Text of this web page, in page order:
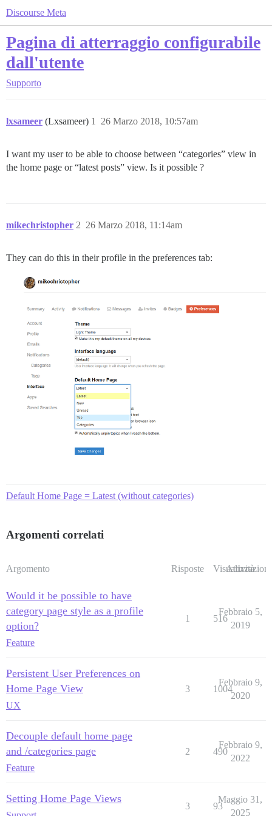
Discourse Meta
Pagina di atterraggio configurabile
dall'utente
Supporto
lxsameer (Lxsameer) 26 Marzo 2018, 10:57am
1
I want my user to be able to choose between “categories” view in
the home page or “latest posts” view. Is it possible ?
mikechristopher 26 Marzo 2018, 11:14am
2
They can do this in their profile in the preferences tab:
Default Home Page = Latest (without categories)
Argomenti correlati
Argomento Risposte Visualizzazioni
Attività
Would it be possible to have
category page style as a profile
option?
Feature
1 516
Febbraio 5,
2019
Persistent User Preferences on
Home Page View
UX
3 1004
Febbraio 9,
2020
Decouple default home page
and /categories page
Feature
2 490
Febbraio 9,
2022
Setting Home Page Views
3 93
Maggio 31,
2025